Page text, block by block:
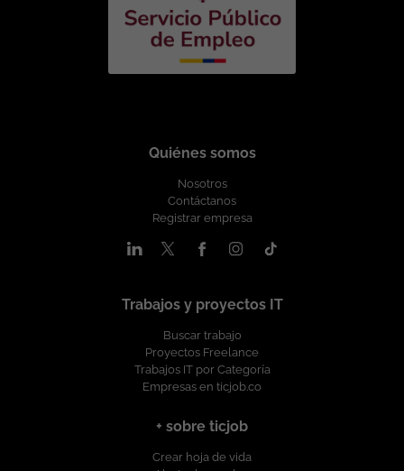
Quiénes somos
Nosotros
Contáctanos
Registrar empresa
Trabajos y proyectos IT
Buscar trabajo
Proyectos Freelance
Trabajos IT por Categoría
Empresas en ticjob.co
+ sobre ticjob
Crear hoja de vida